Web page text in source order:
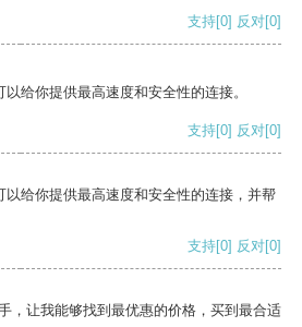
支持[0] 反对[0]
给你提供最高速度和安全性的连接。
支持[0] 反对[0]
给你提供最高速度和安全性的连接，并帮
支持[0] 反对[0]
，让我能够找到最优惠的价格，买到最合适